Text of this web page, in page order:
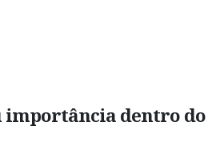
importância dentro do